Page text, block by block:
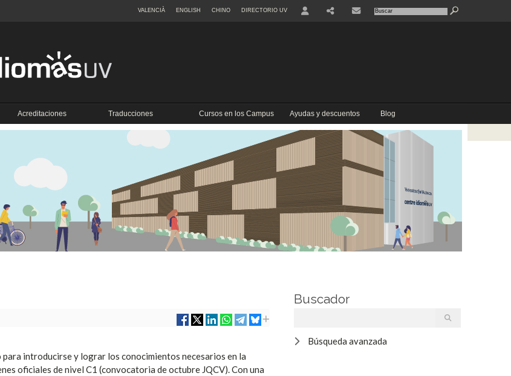
VALENCIÀ ENGLISH CHINO DIRECTORIO UV
Acreditaciones Traducciones Cursos en los Campus Ayudas y descuentos Blog
introducirse y lograr los conocimientos necesarios en la
oficiales de nivel C1 (convocatoria de octubre JQCV). Con una
Buscador
Búsqueda avanzada